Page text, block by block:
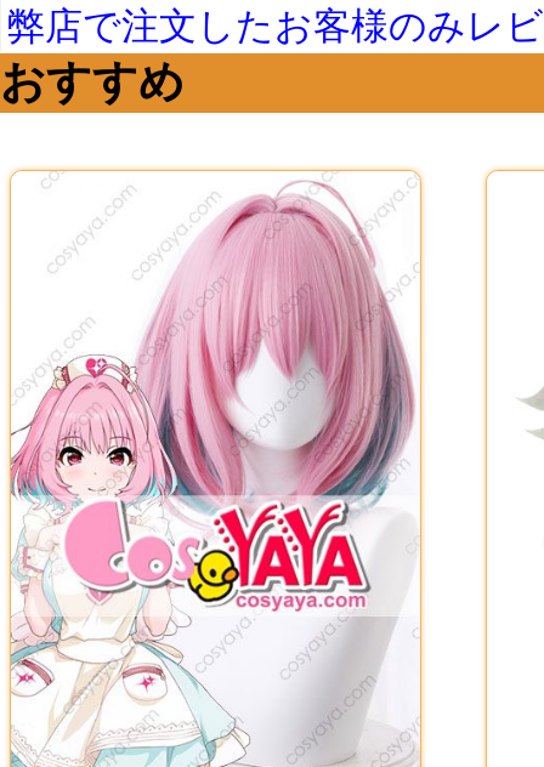
弊店で注文したお客様のみレ
おすすめ